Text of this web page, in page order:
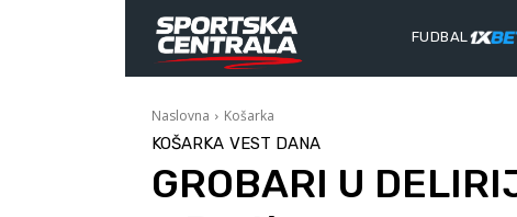
FUDBAL
Naslovna Košarka
KOŠARKA VEST DANA
GROBARI U